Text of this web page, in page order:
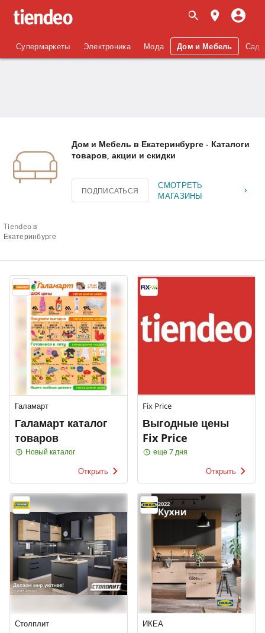
Супермаркеты Электроника Мода Дом и Мебель Сад
Tiendeo в
Екатеринбурге
Дом и Мебель в Екатеринбурге - Каталоги
товаров, акции и скидки
ПОДПИСАТЬСЯ
СМОТРЕТЬ
МАГАЗИНЫ
Галамарт
Галамарт каталог
товаров
Новый каталог
Открыть
Fix Price
Выгодные цены
Fix Price
еще 7 дня
Открыть
Столплит ИКЕА